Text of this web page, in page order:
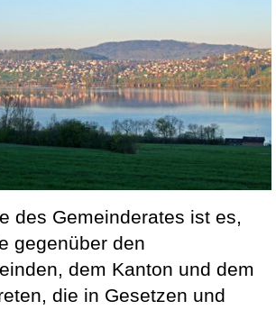
des Gemeinderates ist es,
gegenüber den
dem Kanton und dem
die in Gesetzen und